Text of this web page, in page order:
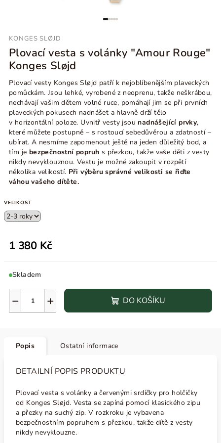
KONGES SLØJD
Plovací vesta s volánky "Amour Rouge"
Konges Sløjd
Plovací vesty Konges Sløjd patří k nejoblíbenějším plaveckých
pomůckám. Jsou lehké, vyrobené z neoprenu, takže neškrábou,
nechávají vašim dětem volné ruce, pomáhají jim se při prvních
plaveckých pokusech nadnášet a hlavně drží tělo
v horizontální poloze. Uvnitř vesty jsou nadnášející prvky,
které můžete postupně – s rostoucí sebedůvěrou a zdatností –
ubírat. A nesmíme zapomenout ještě na jeden důležitý bod, a
tím je bezpečnostní popruh s přezkou, takže vaše děti z vesty
nikdy nevyklouznou. Vestu je možné zakoupit v rozpětí
několika velikostí. Při výběru správné velikosti se řiďte
váhou vašeho dítěte.
VELIKOST
1 380 Kč
Skladem
+
− DO KOŠÍKU
Popis Ostatní informace
DETAILNÍ POPIS PRODUKTU
Plovací vesta s volánky a červenými srdíčky pro holčičky
od Konges Sløjd. Vesta se zapíná pomocí klasického zipu
a přezky na suchý zip. V rozkroku je vybavena
bezpečnostním popruhem s přezkou, takže dítě z vesty
nikdy nevyklouzne.